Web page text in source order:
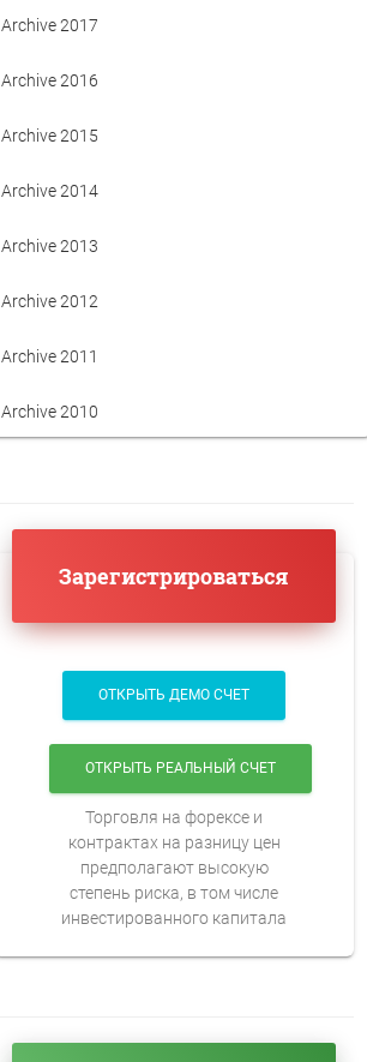
Archive 2017
Archive 2016
Archive 2015
Archive 2014
Archive 2013
Archive 2012
Archive 2011
Archive 2010
Зарегистрироваться
ОТКРЫТЬ ДЕМО СЧЕТ
ОТКРЫТЬ РЕАЛЬНЫЙ СЧЕТ
Торговля на форексе и
контрактах на разницу цен
предполагают высокую
степень риска, в том числе
инвестированного капитала